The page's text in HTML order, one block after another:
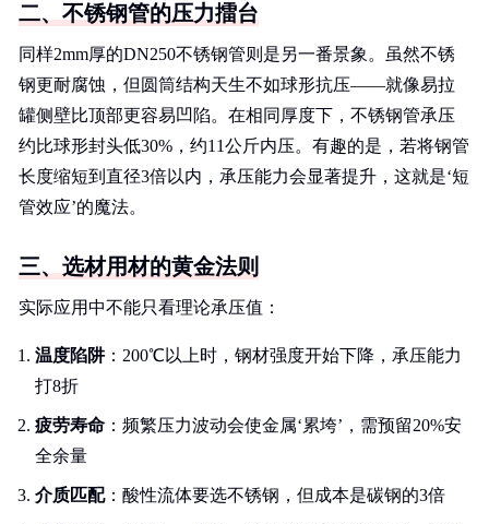
二、不锈钢管的压力擂台
同样2mm厚的DN250不锈钢管则是另一番景象。虽然不锈
钢更耐腐蚀，但圆筒结构天生不如球形抗压——就像易拉
罐侧壁比顶部更容易凹陷。在相同厚度下，不锈钢管承压
约比球形封头低30%，约11公斤内压。有趣的是，若将钢管
长度缩短到直径3倍以内，承压能力会显著提升，这就是‘短
管效应’的魔法。
三、选材用材的黄金法则
实际应用中不能只看理论承压值：
温度陷阱：200℃以上时，钢材强度开始下降，承压能力
打8折
疲劳寿命 ：频繁压力波动会使金属‘累垮’，需预留20%安
全余量
介质匹配：酸性流体要选不锈钢，但成本是碳钢的3倍